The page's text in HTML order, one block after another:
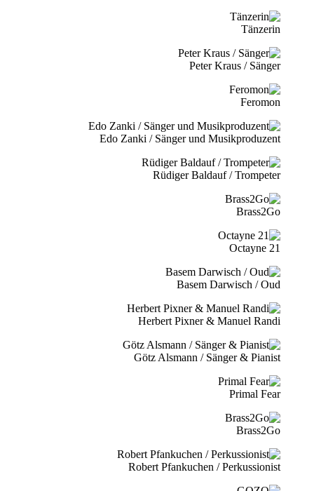
Tänzerin
Peter Kraus / Sänger
Feromon
Edo Zanki / Sänger und Musikproduzent
Rüdiger Baldauf / Trompeter
Brass2Go
21 Octayne
Basem Darwisch / Oud
Herbert Pixner & Manuel Randi
Götz Alsmann / Sänger & Pianist
Primal Fear
Brass2Go
Robert Pfankuchen / Perkussionist